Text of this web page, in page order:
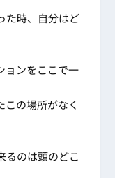
た時、自分はど
ョンをここで一
の場所がなく
るのは頭のどこ